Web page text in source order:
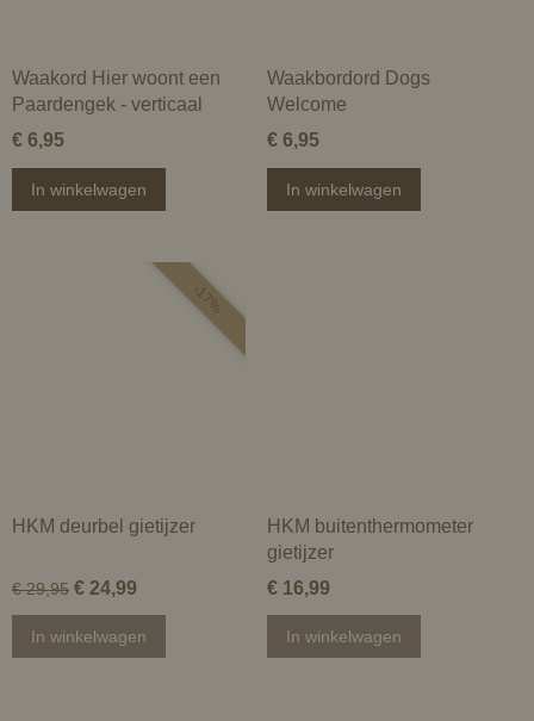
Waakord Hier woont een
Paardengek - verticaal
€ 6,95
In winkelwagen
Waakbordord Dogs
Welcome
€ 6,95
In winkelwagen
-17%
HKM deurbel gietijzer
€ 29,95 € 24,99
In winkelwagen
HKM buitenthermometer
gietijzer
€ 16,99
In winkelwagen